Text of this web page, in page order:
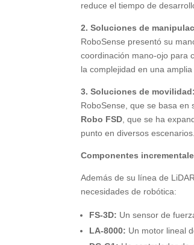
reduce el tiempo de
2. Soluciones de
RoboSense presentó su
coordinación mano-ojo para
la complejidad en una
3. Soluciones de movilidad:
RoboSense, que se basa en
Robo FSD, que se ha
punto en diversos escenarios.
Componentes
Además de su línea de
necesidades de robótica:
FS-3D: Un sensor de
LA-8000: Un motor lineal